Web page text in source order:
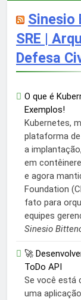
Sinesio
SRE |
Defesa
O que é
Exemplos!
Kubernetes,
plataforma
a
em
e agora
Foundation
fato para
equipes
Sinesio
🚀
ToDo API
Se você está
uma